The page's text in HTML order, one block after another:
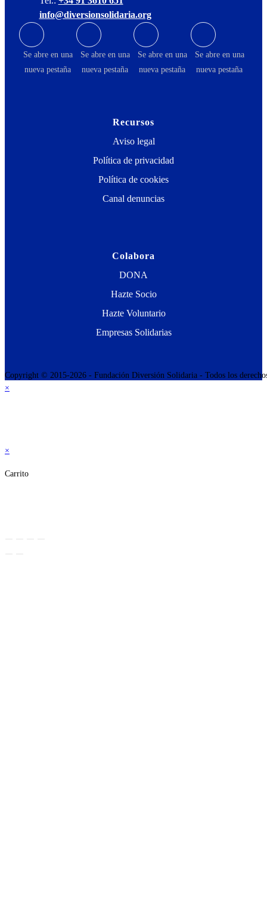
info@diversionsolidaria.org
Recursos
Aviso legal
Política de privacidad
Política de cookies
Canal denuncias
Colabora
DONA
Hazte Socio
Hazte Voluntario
Empresas Solidarias
Se abre en una
nueva pestaña
Se abre en una
nueva pestaña
Se abre en una
nueva pestaña
Se abre en una
nueva pestaña
Copyright © 2015-2026 - Fundación Diversión Solidaria - Todos los
×
×
Carrito